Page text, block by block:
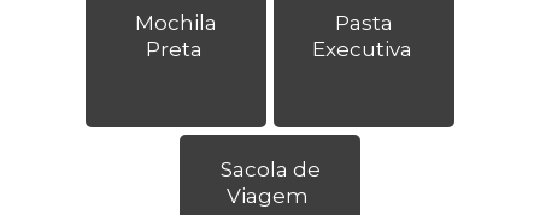
Mochila
Preta
Pasta
Executiva
Sacola de
Viagem